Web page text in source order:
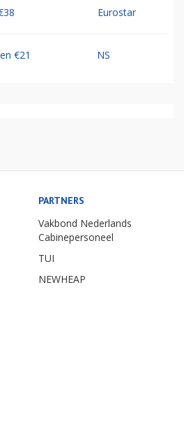
Eurostar
€21 NS
PARTNERS
Vakbond Nederlands
Cabinepersoneel
TUI
NEWHEAP